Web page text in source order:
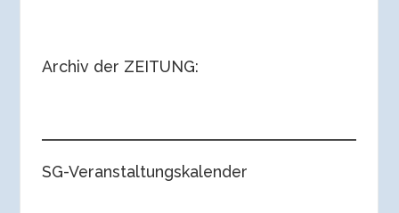
Archiv der ZEITUNG:
SG-Veranstaltungskalender